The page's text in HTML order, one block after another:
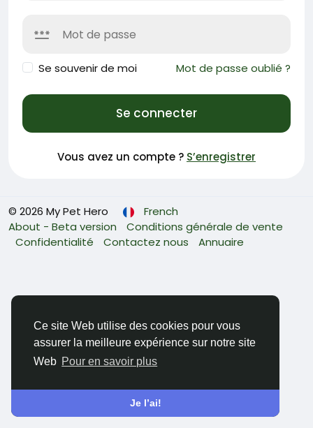
Ce site Web utilise des cookies pour vous
assurer la meilleure expérience sur notre site
Web Pour en savoir plus
Je l’ai!
Se souvenir de moi Mot de passe oublié ?
Se connecter
Vous avez un compte ? S’enregistrer
© 2026 My Pet Hero
French
About - Beta version
Conditions générale de vente
Confidentialité
Contactez nous Annuaire